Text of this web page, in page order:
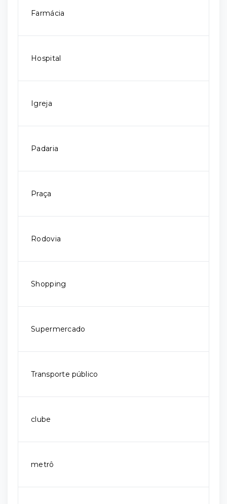
Farmácia
Hospital
Igreja
Padaria
Praça
Rodovia
Shopping
Supermercado
Transporte público
clube
metrô